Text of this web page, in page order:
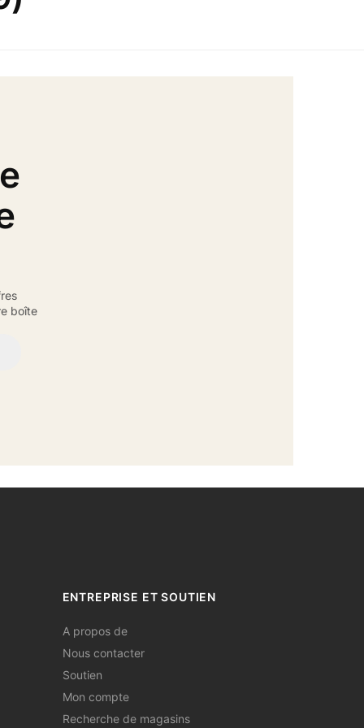
boîte
ENTREPRISE ET SOUTIEN
A propos de
Nous contacter
Soutien
Mon compte
Recherche de magasins